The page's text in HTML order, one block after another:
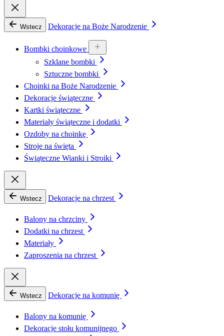
Wstecz Dekoracje na Boże Narodzenie
Bombki choinkowe
Szklane bombki
Sztuczne bombki
Choinki na Boże Narodzenie
Dekoracje świąteczne
Kartki świąteczne
Materiały świąteczne i dodatki
Ozdoby na choinkę
Stroje na święta
Świąteczne Wianki i Stroiki
Wstecz Dekoracje na chrzest
Balony na chrzciny
Dodatki na chrzest
Materiały
Zaproszenia na chrzest
Wstecz Dekoracje na komunię
Balony na komunię
Dekoracje stołu komunijnego